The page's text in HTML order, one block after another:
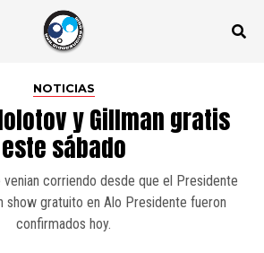
NOTICIAS
y Gillman gratis
este sábado
corriendo desde que el Presidente
show gratuito en Alo Presidente fueron
confirmados hoy.